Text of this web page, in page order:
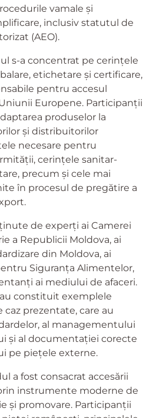
vamale și
inclusiv statutul de
(AEO).
s-a concentrat pe cerințele
etichetare și certificare,
pentru accesul
Europene. Participanții
produselor la
și distribuitorilor
necesare pentru
cerințele sanitar-
precum și cele mai
în procesul de pregătire a
de experți ai Camerei
a Republicii Moldova, ai
din Moldova, ai
Siguranța Alimentelor,
ai mediului de afaceri.
constituit exemplele
caz prezentate, care au
al managementului
și al documentației corecte
pe piețele externe.
a fost consacrat accesării
instrumente moderne de
și promovare. Participanții